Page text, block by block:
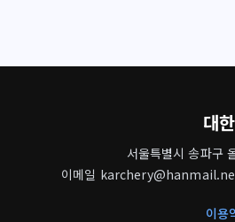
대
서울특별시 송파구
이메일
이용